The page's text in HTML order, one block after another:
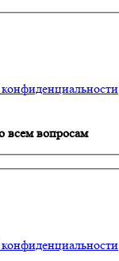
всем вопросам